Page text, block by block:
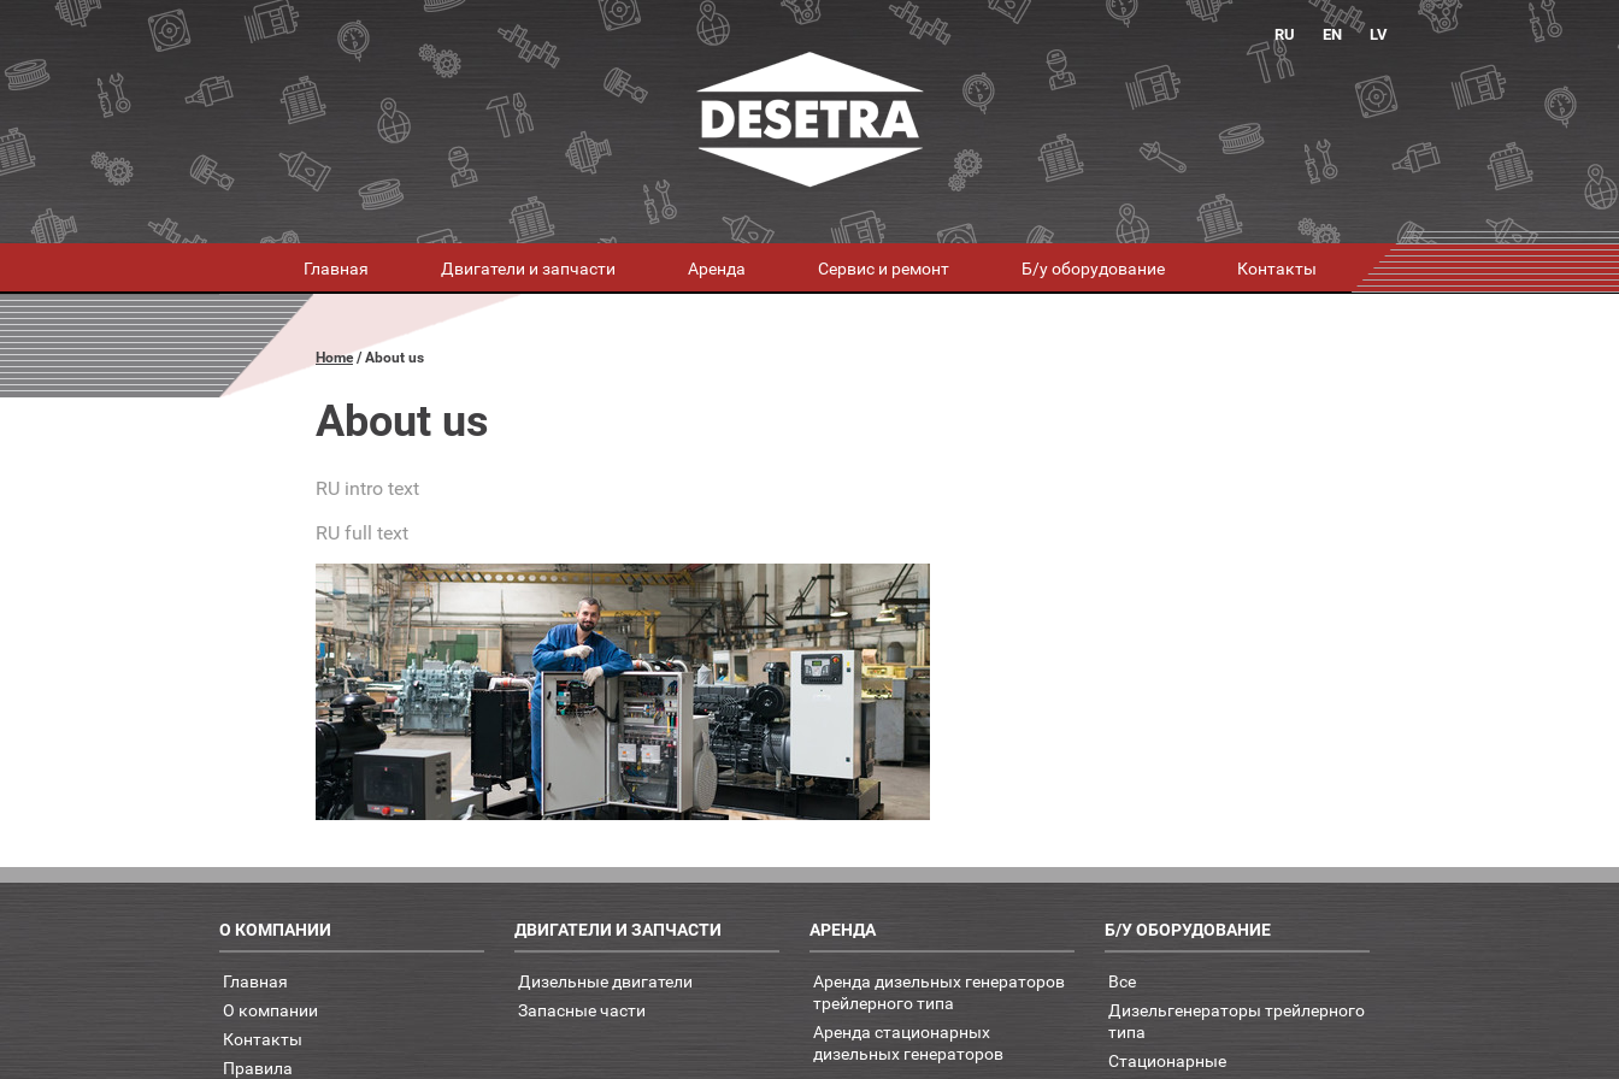
RU EN LV
Главная Двигатели и запчасти Аренда Сервис и ремонт Б/у оборудование Контакты
Home About us
About us
RU intro text
RU full text
О КОМПАНИИ
Главная
О компании
Контакты
Правила
ДВИГАТЕЛИ И ЗАПЧАСТИ
Дизельные двигатели
Запасные части
АРЕНДА
Аренда дизельных генераторов
трейлерного типа
Аренда стационарных
дизельных генераторов
Б/У ОБОРУДОВАНИЕ
Все
Дизельгенераторы трейлерного
типа
Стационарные